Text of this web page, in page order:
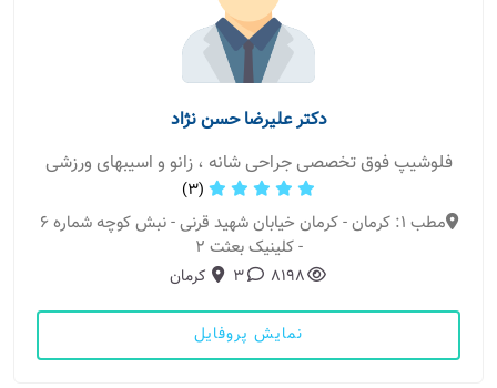
دکتر علیرضا حسن نژاد
فلوشیپ فوق تخصصی جراحی شانه ، زانو و اسیبهای ورزشی
(3)
مطب 1: کرمان - کرمان خیابان شهید قرنی - نبش کوچه شماره ۶
- کلینیک بعثت ۲
8198
3 کرمان
نمایش پروفایل